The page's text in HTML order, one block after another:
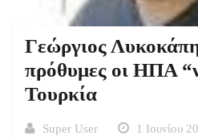
Γεώργιος
πρόθυμες οι ΗΠΑ
Τουρκία
Super User
1 Ιουνίου